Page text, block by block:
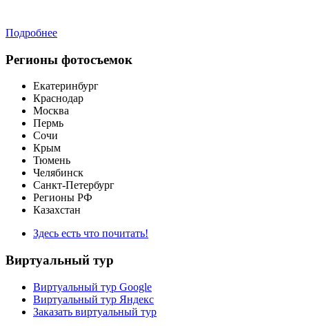
Подробнее
Регионы фотосъемок
Екатеринбург
Краснодар
Москва
Пермь
Сочи
Крым
Тюмень
Челябинск
Санкт-Петербург
Регионы РФ
Казахстан
Здесь есть что почитать!
Виртуальный тур
Виртуальный тур Google
Виртуальный тур Яндекс
Заказать виртуальный тур